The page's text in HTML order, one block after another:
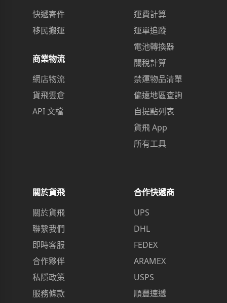
快遞寄件
移民搬運
商業物流
網店物流
貨飛雲倉
API 文檔
運費計算
運單追蹤
電池轉換器
關稅計算
禁運物品清單
偏遠地區查詢
自提點列表
貨飛 App
所有工具
關於貨飛
關於貨飛
聯繫我們
即時客服
合作夥伴
私隱政策
服務條款
合作快遞商
UPS
DHL
FEDEX
ARAMEX
USPS
順豐速遞